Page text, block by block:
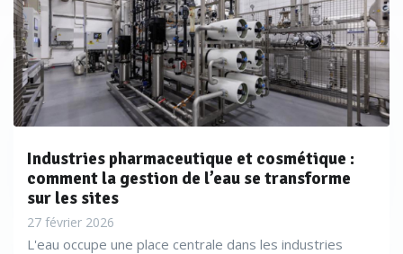
Industries pharmaceutique et cosmétique :
comment la gestion de l’eau se transforme
sur les sites
27 février 2026
L'eau occupe une place centrale dans les industries